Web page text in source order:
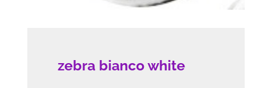
zebra bianco white